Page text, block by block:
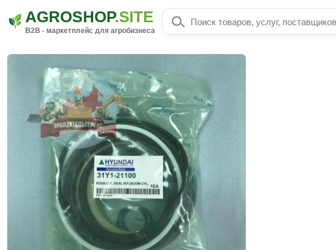
AGROSHOP.SITE
B2B - маркетплейс для агробизнеса